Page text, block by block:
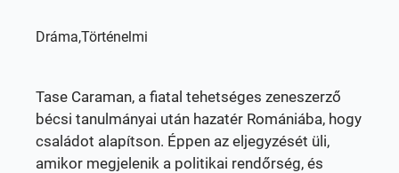
Dráma,Történelmi
Tase Caraman, a fiatal tehetséges zeneszerző
bécsi tanulmányai után hazatér Romániába, hogy
családot alapítson. Éppen az eljegyzését üli,
amikor megjelenik a politikai rendőrség, és